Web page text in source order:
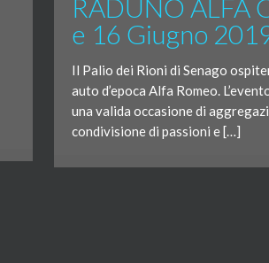
RADUNO ALFA
e 16 Giugno
Il Palio dei Rioni di Senago
auto d’epoca Alfa Romeo.
una valida occasione di
condivisione di passioni e […]